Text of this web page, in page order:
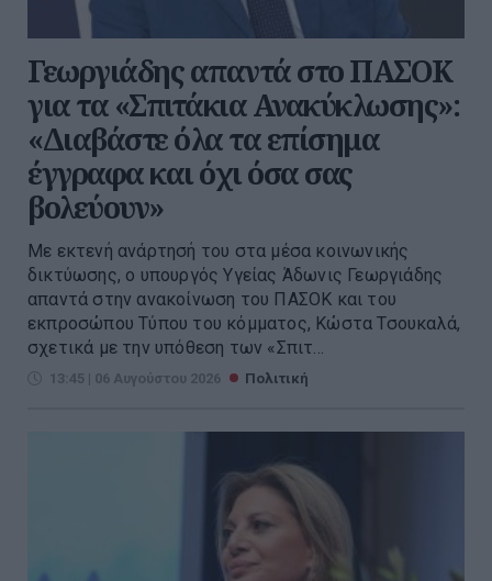
Γεωργιάδης απαντά στο ΠΑΣΟΚ
για τα «Σπιτάκια Ανακύκλωσης»:
«Διαβάστε όλα τα επίσημα
έγγραφα και όχι όσα σας
βολεύουν»
Με εκτενή ανάρτησή του στα μέσα κοινωνικής
δικτύωσης, ο υπουργός Υγείας Άδωνις Γεωργιάδης
απαντά στην ανακοίνωση του ΠΑΣΟΚ και του
εκπροσώπου Τύπου του κόμματος, Κώστα Τσουκαλά,
σχετικά με την υπόθεση των «Σπιτ...
13:45 | 06 Αυγούστου 2026 Πολιτική